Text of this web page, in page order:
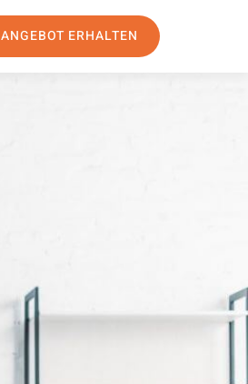
ANGEBOT ERHALTEN